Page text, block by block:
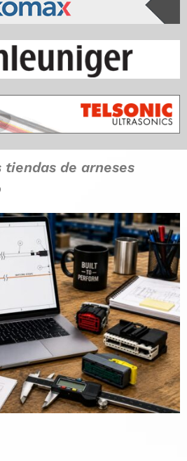
tiendas de arneses